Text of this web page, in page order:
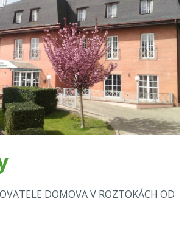
DOMOVA V ROZTOKÁCH OD